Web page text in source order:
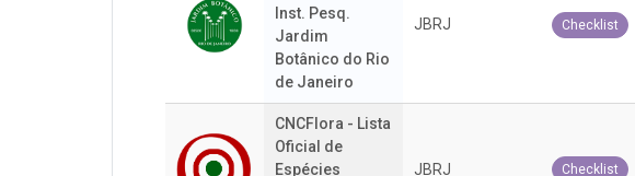
Inst. Pesq.
Jardim
Botânico do Rio
de Janeiro
JBRJ Checklist
CNCFlora - Lista
Oficial de
Espécies
JBRJ Checklist